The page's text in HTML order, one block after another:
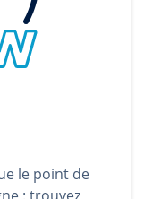
le point de